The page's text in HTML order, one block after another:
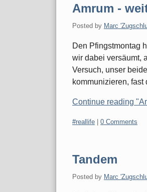
Amrum -
Posted by Marc
Den Pfingstmontag
wir dabei versäumt,
Versuch, unser
kommunizieren, fast
Continue reading
Categories:
#reallife 0 Comments
Tandem
Posted by Marc